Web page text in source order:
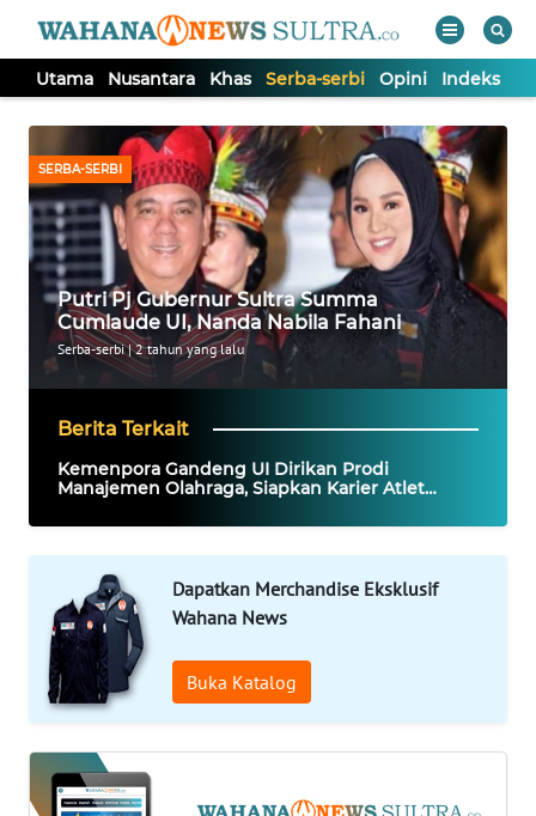
Utama Nusantara Khas Serba-serbi Opini Indeks
SERBA-SERBI
Putri Pj Gubernur Sultra Summa
Cumlaude UI, Nanda Nabila Fahani
Serba-serbi|2 tahun yang lalu
Berita Terkait
Kemenpora Gandeng UI Dirikan Prodi
Manajemen Olahraga, Siapkan Karier Atlet
Dapatkan Merchandise Eksklusif
Wahana News
Buka Katalog
Tutup
UTAMA
NUSANTARA
KHAS
SERBA-
INDEKS
BERITA
KONTAK
INFO